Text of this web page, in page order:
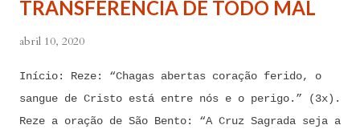
sentimental, de devassidão, de adultério, de
TRANSFERÊNCIA DE TODO MAL
abril 10, 2020
Início: Reze: “Chagas abertas coração ferido, o
sangue de Cristo está entre nós e o perigo.” (3x).
Reze a oração de São Bento: “A Cruz Sagrada seja a